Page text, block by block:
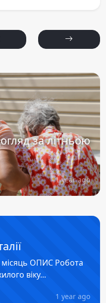
за літньою
1 year ago
місяць ОПИС Робота
віку...
1 year ago